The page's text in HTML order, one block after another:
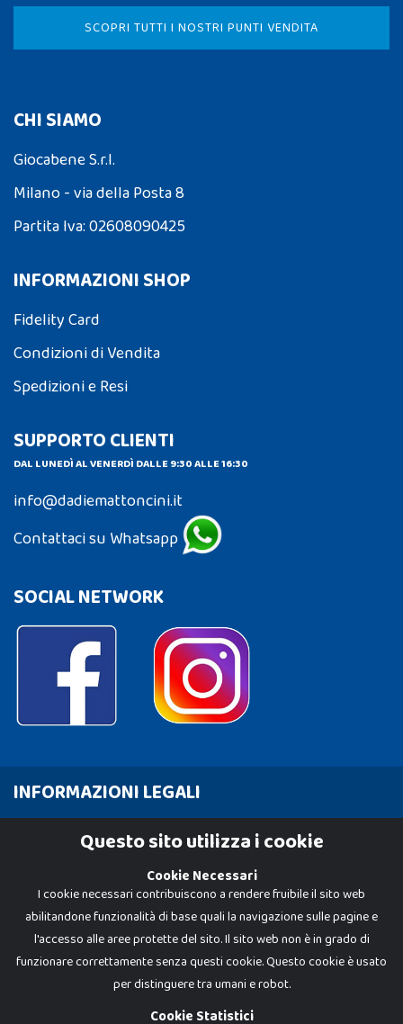
SCOPRI TUTTI I NOSTRI PUNTI VENDITA
CHI SIAMO
Giocabene S.r.l.
Milano - via della Posta 8
Partita Iva: 02608090425
INFORMAZIONI SHOP
Fidelity Card
Condizioni di Vendita
Spedizioni e Resi
SUPPORTO CLIENTI
DAL LUNEDÌ AL VENERDÌ DALLE 9:30 ALLE 16:30
info@dadiemattoncini.it
Contattaci su Whatsapp
SOCIAL NETWORK
INFORMAZIONI LEGALI
Cookie PolicyQuesto sito utilizza i cookie
Cookie Necessari
I cookie necessari contribuiscono a rendere fruibile il sito web
abilitandone funzionalità di base quali la navigazione sulle pagine e
l'accesso alle aree protette del sito. Il sito web non è in grado di
funzionare correttamente senza questi cookie. Questo cookie è usato
per distinguere tra umani e robot.
Cookie Statistici